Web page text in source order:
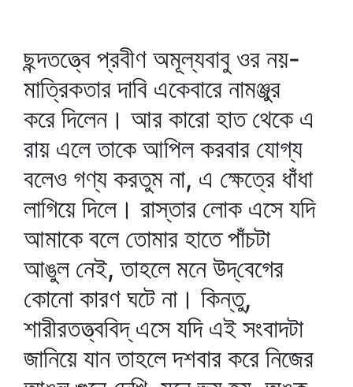
ছন্দতত্ত্বে প্রবীণ অমূল্যবাবু ওর নয়-
মাত্রিকতার দাবি একেবারে নামঞ্জুর
করে দিলেন। আর কারো হাত থেকে এ
রায় এলে তাকে আপিল করবার যোগ্য
বলেও গণ্য করতুম না, এ ক্ষেত্রে ধাঁধা
লাগিয়ে দিলে। রাস্তার লোক এসে যদি
আমাকে বলে তোমার হাতে পাঁচটা
আঙুল নেই, তাহলে মনে উদ্‌বেগের
কোনো কারণ ঘটে না। কিন্তু,
শারীরতত্ত্ববিদ্‌ এসে যদি এই সংবাদটা
জানিয়ে যান তাহলে দশবার করে নিজের